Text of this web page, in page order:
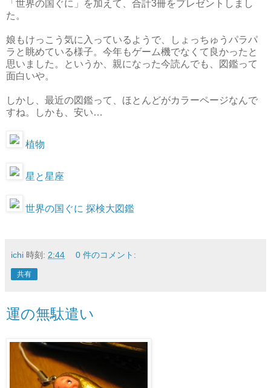
「世界の国ぐに」を加えて、合計3冊をプレゼントしまし
た。
娘もけっこう気に入っているようで、しょっちゅうパラパ
ラと眺めている様子。今年もゲーム機でなくて良かったと
思いました。というか、親になった今読んでも、図鑑って
面白いや。
しかし、最近の図鑑って、ほとんどがカラーページなんで
すね。しかも、安い…
植物
星と星座
世界の国ぐに 探検大図鑑
ichi 時刻: 2:44 0 件のコメント:
共有
運の無駄遣い